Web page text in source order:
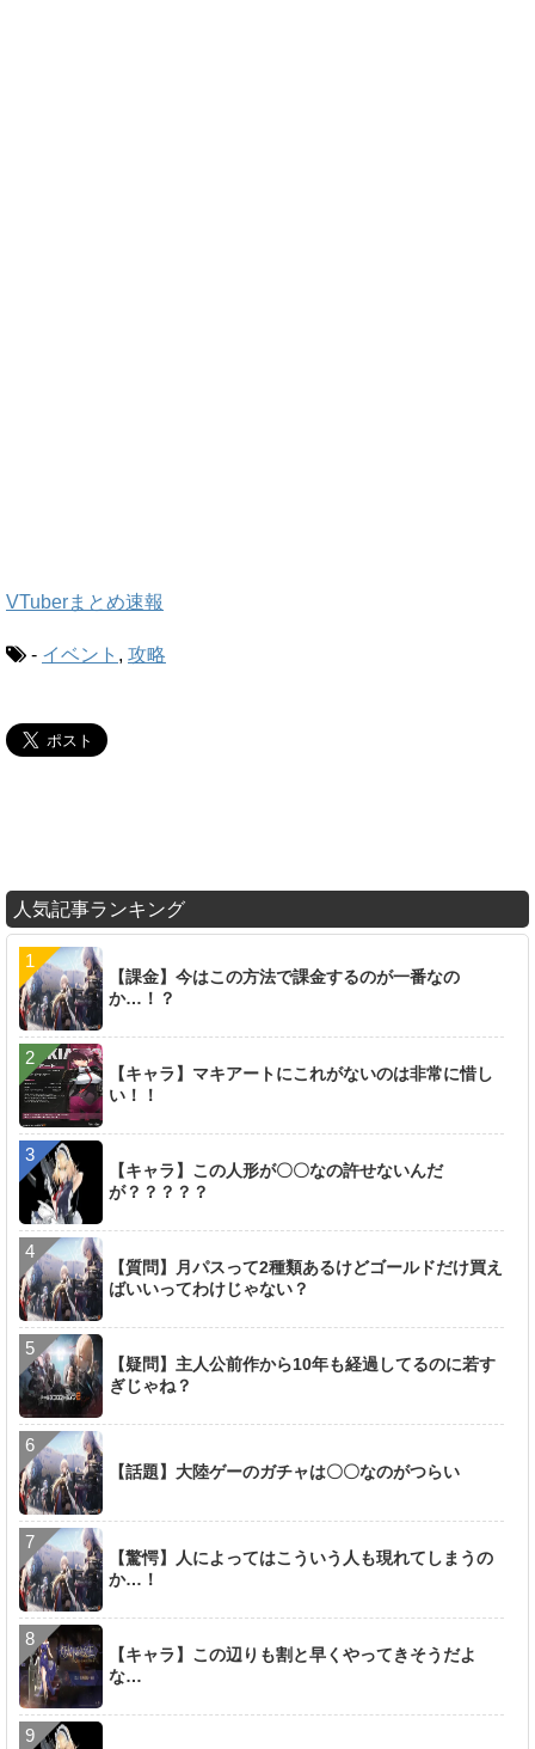
VTuberまとめ速報
- イベント , 攻略
人気記事ランキング
【課金】今はこの方法で課金するのが一番なの
か…！？
【キャラ】マキアートにこれがないのは非常に惜し
い！！
【キャラ】この人形が〇〇なの許せないんだ
が？？？？？
【質問】月パスって2種類あるけどゴールドだけ買え
ばいいってわけじゃない？
【疑問】主人公前作から10年も経過してるのに若す
ぎじゃね？
【話題】大陸ゲーのガチャは〇〇なのがつらい
【驚愕】人によってはこういう人も現れてしまうの
か…！
【キャラ】この辺りも割と早くやってきそうだよ
な…